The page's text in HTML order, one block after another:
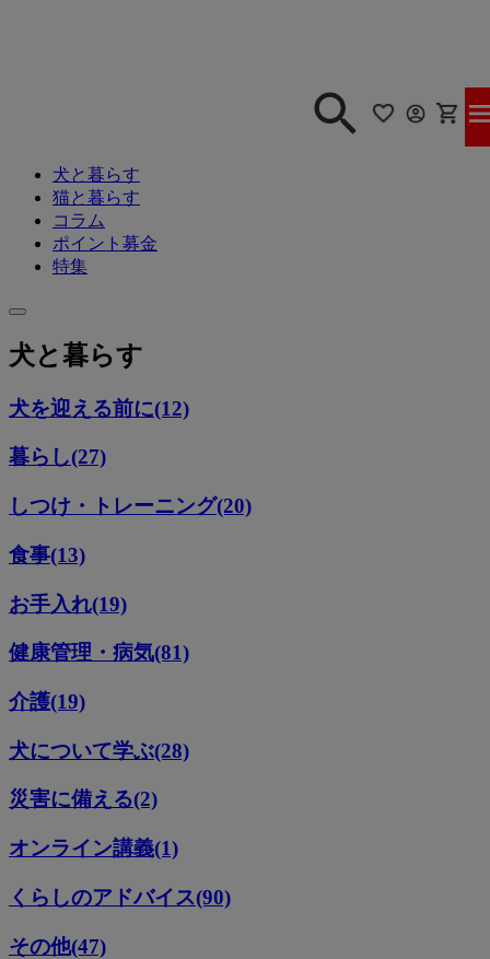
犬と暮らす
猫と暮らす
コラム
ポイント募金
特集
犬と暮らす
犬を迎える前に(12)
暮らし(27)
しつけ・トレーニング(20)
食事(13)
お手入れ(19)
健康管理・病気(81)
介護(19)
犬について学ぶ(28)
災害に備える(2)
オンライン講義(1)
くらしのアドバイス(90)
その他(47)